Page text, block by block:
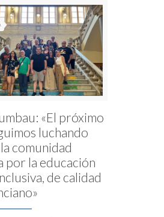
«El próximo
luchando
comunidad
por la educación
de calidad